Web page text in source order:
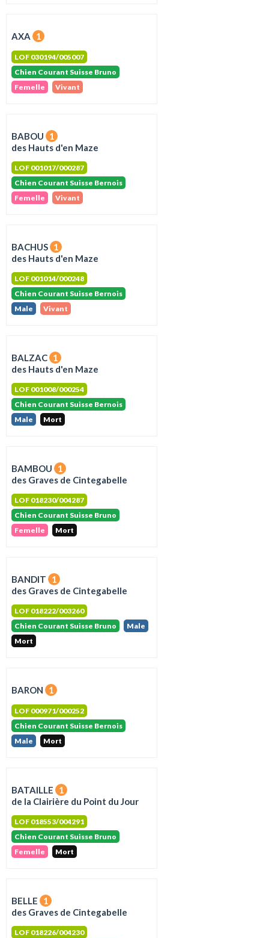
AXA 1
LOF 030194/005007
Chien Courant Suisse Bruno
Femelle
Vivant
BABOU
1
des Hauts d'en Maze
LOF 001017/000287
Chien Courant Suisse Bernois
Femelle
Vivant
BACHUS 1
des Hauts d'en Maze
LOF 001014/000248
Chien Courant Suisse Bernois
Male
Vivant
BALZAC 1
des Hauts d'en Maze
LOF 001008/000254
Chien Courant Suisse Bernois
Male
Mort
BAMBOU
1
des Graves de Cintegabelle
LOF 018230/004287
Chien Courant Suisse Bruno
Femelle
Mort
BANDIT
1
des Graves de Cintegabelle
LOF 018222/003260
Chien Courant Suisse Bruno
Male
Mort
BARON 1
LOF 000971/000252
Chien Courant Suisse Bernois
Male
Mort
BATAILLE
1
de la Clairière du Point du Jour
LOF 018553/004291
Chien Courant Suisse Bruno
Femelle
Mort
BELLE
1
des Graves de Cintegabelle
LOF 018226/004230